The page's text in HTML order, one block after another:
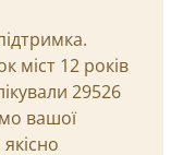
міст 12 років
29526
вашої